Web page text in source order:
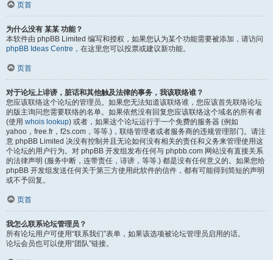
页首
为什么没有 某某 功能？
本软件由 phpBB Limited 编写和授权，如果您认为某个功能需要被添加，请访问
phpBB Ideas Centre ，在这里您可以投票或建议新功能。
页首
对于论坛上诽谤，脏话和其他触及法律的事务，我该联络谁？
您应该联络这个论坛的管理员。如果您无法知道该联络谁，您应该首先联络论坛
的版主询问您需要联络的名单。如果依然没有回复您应该联络这个域名的所有者
(使用 whois lookup) 或者，如果这个论坛运行于一个免费的服务器 (例如
yahoo，free.fr，f2s.com，等等.)，联络管理者或者服务商的违规管理部门。请注
意 phpBB Limited 决没有控制并且无论如何没有相关的责任和义务来管理使用这
个论坛的用户行为。对 phpBB 开发组发布任何与 phpbb.com 网站没有直接关系
的法律声明 (服务中断，连带责任，诽谤，等等.) 都是没有任何意义的。如果您给
phpBB 开发组发送任何关于第三方使用此软件的信件，都有可能得到简短的声明
或不予回复。
页首
我怎么联系论坛管理员？
所有论坛用户可使用“联系我们”表单，如果该选项被论坛管理员启用的话。
论坛会员也可以使用“团队”链接。